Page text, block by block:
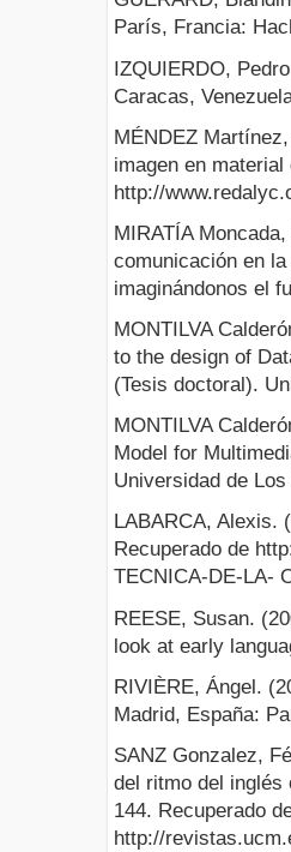
París, Francia:
IZQUIERDO,
Caracas,
MÉNDEZ
imagen en
http://
MIRATÍA
comunicación en
imaginándonos el
MONTILVA
to the design of
(Tesis doctoral).
MONTILVA
Model for
Universidad de
LABARCA, Alexis.
Recuperado de
TECNICA-DE-LA-
REESE, Susan.
look at early
RIVIÈRE, Ángel.
Madrid, España:
SANZ Gonzalez,
del ritmo del inglés
144. Recuperado
http://